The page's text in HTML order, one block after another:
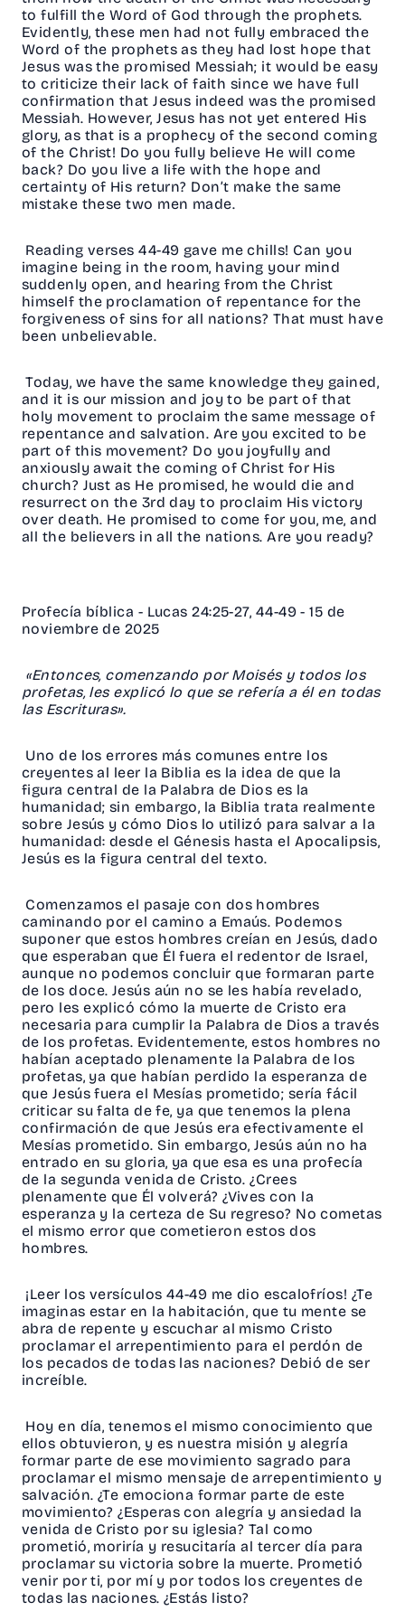
to fulfill the Word of God through the prophets.
Evidently, these men had not fully embraced the
Word of the prophets as they had lost hope that
Jesus was the promised Messiah; it would be easy
to criticize their lack of faith since we have full
confirmation that Jesus indeed was the promised
Messiah. However, Jesus has not yet entered His
glory, as that is a prophecy of the second coming
of the Christ! Do you fully believe He will come
back? Do you live a life with the hope and
certainty of His return? Don’t make the same
mistake these two men made.
Reading verses 44-49 gave me chills! Can you
imagine being in the room, having your mind
suddenly open, and hearing from the Christ
himself the proclamation of repentance for the
forgiveness of sins for all nations? That must have
been unbelievable.
Today, we have the same knowledge they gained,
and it is our mission and joy to be part of that
holy movement to proclaim the same message of
repentance and salvation. Are you excited to be
part of this movement? Do you joyfully and
anxiously await the coming of Christ for His
church? Just as He promised, he would die and
resurrect on the 3rd day to proclaim His victory
over death. He promised to come for you, me, and
all the believers in all the nations. Are you ready?
Profecía bíblica - Lucas 24:25-27, 44-49 - 15 de
noviembre de 2025
«Entonces, comenzando por Moisés y todos los
profetas, les explicó lo que se refería a él en todas
las Escrituras».
Uno de los errores más comunes entre los
creyentes al leer la Biblia es la idea de que la
figura central de la Palabra de Dios es la
humanidad; sin embargo, la Biblia trata realmente
sobre Jesús y cómo Dios lo utilizó para salvar a la
humanidad: desde el Génesis hasta el Apocalipsis,
Jesús es la figura central del texto.
Comenzamos el pasaje con dos hombres
caminando por el camino a Emaús. Podemos
suponer que estos hombres creían en Jesús, dado
que esperaban que Él fuera el redentor de Israel,
aunque no podemos concluir que formaran parte
de los doce. Jesús aún no se les había revelado,
pero les explicó cómo la muerte de Cristo era
necesaria para cumplir la Palabra de Dios a través
de los profetas. Evidentemente, estos hombres no
habían aceptado plenamente la Palabra de los
profetas, ya que habían perdido la esperanza de
que Jesús fuera el Mesías prometido; sería fácil
criticar su falta de fe, ya que tenemos la plena
confirmación de que Jesús era efectivamente el
Mesías prometido. Sin embargo, Jesús aún no ha
entrado en su gloria, ya que esa es una profecía
de la segunda venida de Cristo. ¿Crees
plenamente que Él volverá? ¿Vives con la
esperanza y la certeza de Su regreso? No cometas
el mismo error que cometieron estos dos
hombres.
¡Leer los versículos 44-49 me dio escalofríos! ¿Te
imaginas estar en la habitación, que tu mente se
abra de repente y escuchar al mismo Cristo
proclamar el arrepentimiento para el perdón de
los pecados de todas las naciones? Debió de ser
increíble.
Hoy en día, tenemos el mismo conocimiento que
ellos obtuvieron, y es nuestra misión y alegría
formar parte de ese movimiento sagrado para
proclamar el mismo mensaje de arrepentimiento y
salvación. ¿Te emociona formar parte de este
movimiento? ¿Esperas con alegría y ansiedad la
venida de Cristo por su iglesia? Tal como
prometió, moriría y resucitaría al tercer día para
proclamar su victoria sobre la muerte. Prometió
venir por ti, por mí y por todos los creyentes de
todas las naciones. ¿Estás listo?